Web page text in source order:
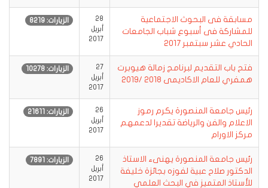
مسابقة فى البحوث الاجتماعية
للمشاركة فى أسبوع شباب الجامعات
الحادي عشر سبتمبر 2017
28
أبريل
2017
الزيارات: 8219
فتح باب التقديم لبرنامج زمالة هيوبرت
همفري للعام الاكاديمى 2018 /2019
27
أبريل
2017
الزيارات: 10278
رئيس جامعة المنصورة يكرم رموز
الاعلام والفن والرياضة تقديرا لدعمهم
مركز الاورام
26
أبريل
2017
الزيارات: 21611
رئيس جامعة المنصورة يهنىء الاستاذ
الدكتور صلاح عبية لفوزه بجائزة خليفة
للأستاذ المتميز في البحث العلمي
26
أبريل
2017
الزيارات: 7891